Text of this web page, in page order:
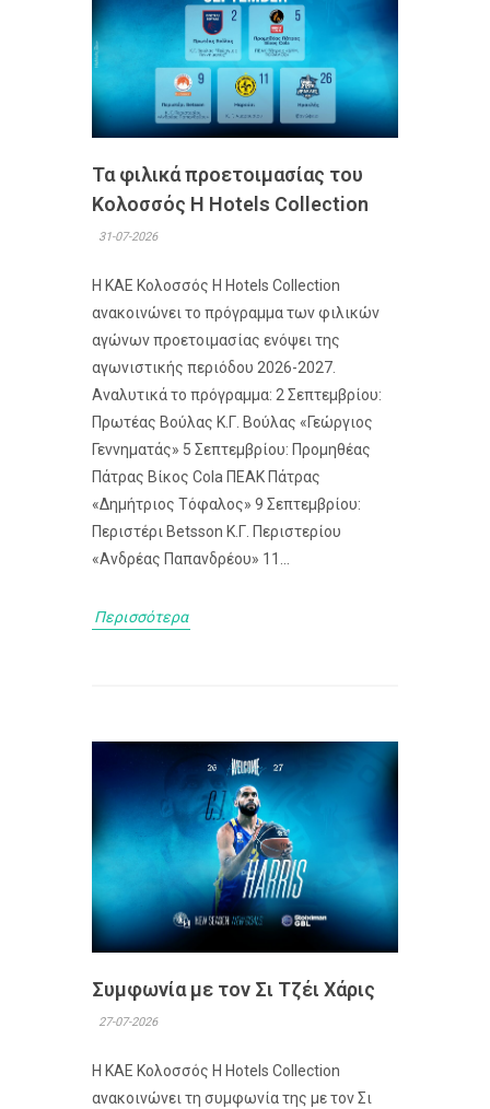
Τα φιλικά προετοιμασίας του
Κολοσσός H Hotels Collection
31-07-2026
Η ΚΑΕ Κολοσσός H Hotels Collection
ανακοινώνει το πρόγραμμα των φιλικών
αγώνων προετοιμασίας ενόψει της
αγωνιστικής περιόδου 2026-2027.
Αναλυτικά το πρόγραμμα: 2 Σεπτεμβρίου:
Πρωτέας Βούλας Κ.Γ. Βούλας «Γεώργιος
Γεννηματάς» 5 Σεπτεμβρίου: Προμηθέας
Πάτρας Βίκος Cola ΠΕΑΚ Πάτρας
«Δημήτριος Τόφαλος» 9 Σεπτεμβρίου:
Περιστέρι Betsson Κ.Γ. Περιστερίου
«Ανδρέας Παπανδρέου» 11...
Περισσότερα
Συμφωνία με τον Σι Τζέι Χάρις
27-07-2026
Η ΚΑΕ Κολοσσός H Hotels Collection
ανακοινώνει τη συμφωνία της με τον Σι